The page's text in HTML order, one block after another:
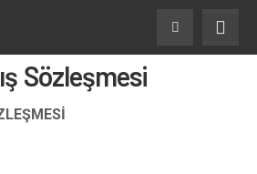
Sözleşmesi